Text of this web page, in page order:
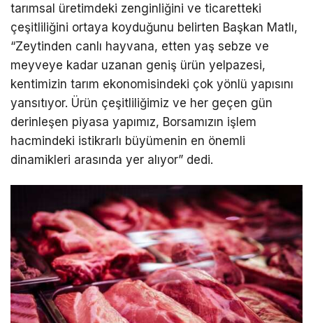
tarımsal üretimdeki zenginliğini ve ticaretteki
çeşitliliğini ortaya koyduğunu belirten Başkan Matlı,
“Zeytinden canlı hayvana, etten yaş sebze ve
meyveye kadar uzanan geniş ürün yelpazesi,
kentimizin tarım ekonomisindeki çok yönlü yapısını
yansıtıyor. Ürün çeşitliliğimiz ve her geçen gün
derinleşen piyasa yapımız, Borsamızın işlem
hacmindeki istikrarlı büyümenin en önemli
dinamikleri arasında yer alıyor” dedi.